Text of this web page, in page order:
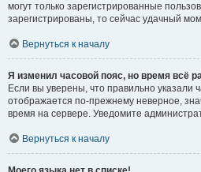
могут только зарегистрированные
зарегистрированы, то сейчас удачный
Вернуться к началу
Я изменил часовой пояс, но время всё
Если вы уверены, что правильно указали
отображается по-прежнему неверное,
время на сервере. Уведомите
Вернуться к началу